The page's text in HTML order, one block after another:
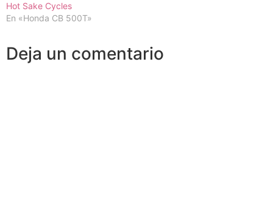
Hot Sake Cycles
En «Honda CB 500T»
Deja un comentario